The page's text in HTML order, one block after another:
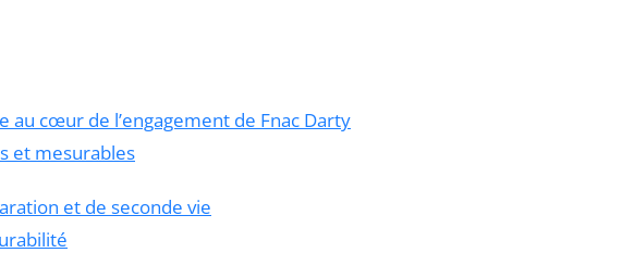
au cœur de l’engagement de Fnac Darty
et mesurables
et de seconde vie